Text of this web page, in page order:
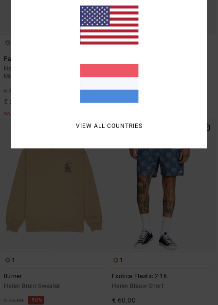
Palm Fall
Heren Blauw Top met Korte
Mouwen
€ 75,00
€ 37,50
SALE
1
1
Burner
Heren Bruin Sweater
€ 75,00 50%
NIEUW PRODUCT
1
Exotica Elastic 2 16
Heren Blauw Short
€ 60,00
VIEW ALL COUNTRIES